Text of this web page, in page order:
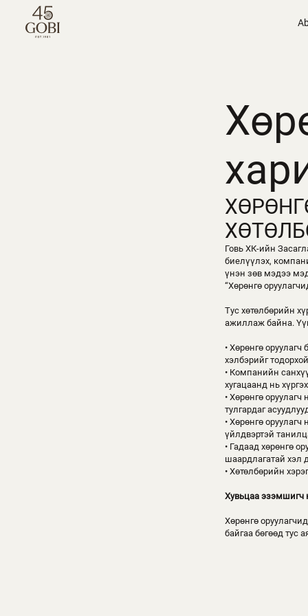
Говь ХК-ийн
биелүүлэх,
үнэн зөв мэдээ
“Хөрөнгө
Тус хөтөлбөрийн
ажиллаж байна.
• Хөрөнгө
хэлбэрийг
• Компанийн
хугацаанд нь
• Хөрөнгө
тулгардаг
• Хөрөнгө
үйлдвэртэй
• Гадаад хөрөнгө
шаардлагатай хэл
• Хөтөлбөрийн
Хувьцаа эзэмшигч
Хөрөнгө
байгаа бөгөөд тус